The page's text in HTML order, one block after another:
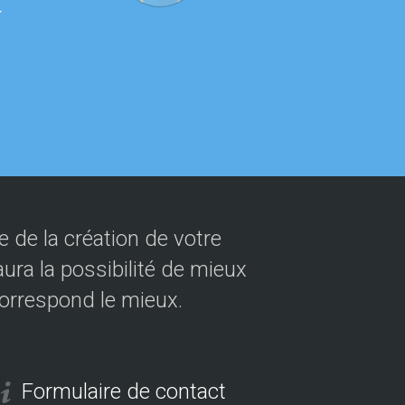
de la création de votre
la possibilité de mieux
le mieux.
Formulaire de contact